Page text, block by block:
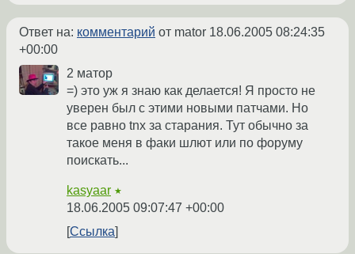
Ответ на: комментарий от mator 18.06.2005 08:24:35
+00:00
2 матор
=) это уж я знаю как делается! Я просто не
уверен был с этими новыми патчами. Но
все равно tnx за старания. Тут обычно за
такое меня в факи шлют или по форуму
поискать...
kasyaar ★
18.06.2005 09:07:47 +00:00
Ссылка